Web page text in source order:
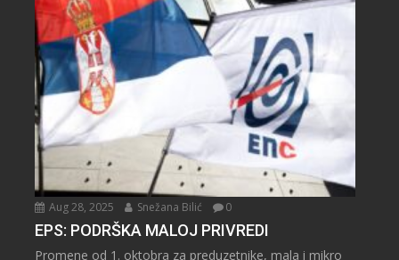
Aug 28, 2025 Snežana Bilić 0
EPS: PODRŠKA MALOJ PRIVREDI
Promene od 1. oktobra za preduzetnike, mala i mikro